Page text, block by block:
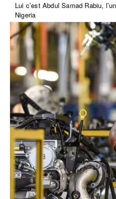
Lui c’est Abdul Samad Rabiu,
Nigeria